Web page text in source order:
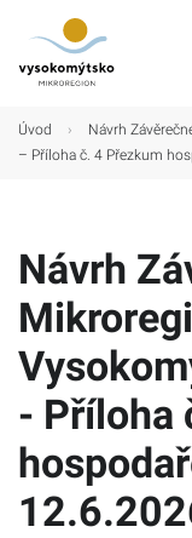
Úvod ›
Návrh
– Příloha č. 4 Přezkum
Návrh
- Příloha
Úvod
Turistické cíle
Kultura
Kontakt